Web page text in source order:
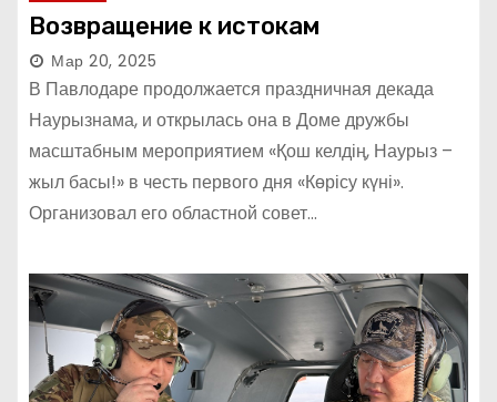
Возвращение к истокам
Мар 20, 2025
В Павлодаре продолжается праздничная декада
Наурызнама, и открылась она в Доме дружбы
масштабным мероприятием «Қош келдің, Наурыз –
жыл басы!» в честь первого дня «Көрісу күні».
Организовал его областной совет…